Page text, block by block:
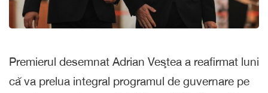
Premierul desemnat Adrian Veştea a reafirmat luni
că va prelua integral programul de guvernare pe